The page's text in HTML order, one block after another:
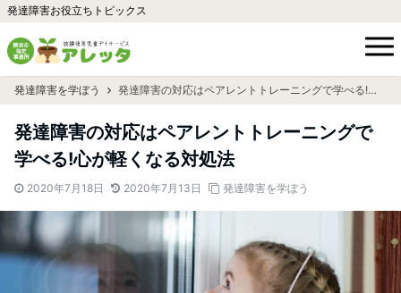
発達障害お役立ちトピックス
発達障害を学ぼう 発達障害の対応はペアレントトレーニングで学べる!心が軽くなる対処法
発達障害の対応はペアレントトレーニングで
学べる!心が軽くなる対処法
2020年7月18日 2020年7月13日 発達障害を学ぼう